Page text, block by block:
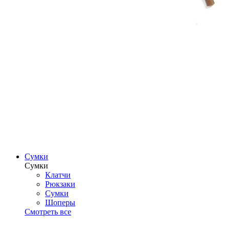
Сумки
Сумки
Клатчи
Рюкзаки
Сумки
Шоперы
Смотреть все